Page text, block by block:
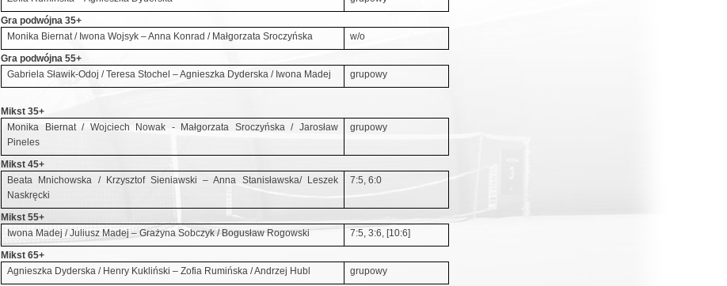
Gra podwójna 35+
Monika Biernat / Iwona Wojsyk – Anna Konrad / Małgorzata Sroczyńska
w/o
Gra podwójna 55+
Gabriela Sławik-Odoj / Teresa Stochel – Agnieszka Dyderska / Iwona Madej
grupowy
Mikst 35+
Monika Biernat / Wojciech Nowak - Małgorzata Sroczyńska / Jarosław
Pineles
grupowy
Mikst 45+
Beata Mnichowska / Krzysztof Sieniawski – Anna Stanisławska/ Leszek
Naskręcki
7:5, 6:0
Mikst 55+
Iwona Madej / Juliusz Madej – Grażyna Sobczyk / Bogusław Rogowski
7:5, 3:6, [10:6]
Mikst 65+
Agnieszka Dyderska / Henry Kukliński – Zofia Rumińska / Andrzej Hubl
grupowy